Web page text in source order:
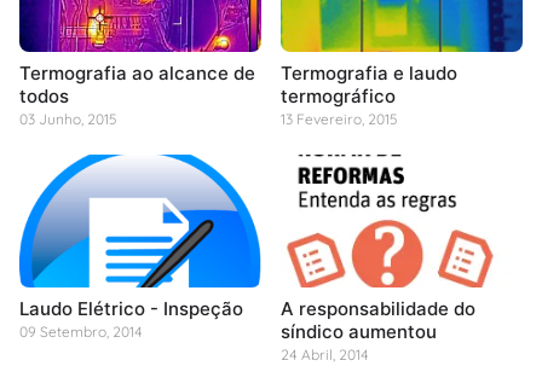
Termografia ao alcance de
todos
03 Junho, 2015
Termografia e laudo
termográfico
13 Fevereiro, 2015
Laudo Elétrico - Inspeção
09 Setembro, 2014
A responsabilidade do
síndico aumentou
24 Abril, 2014